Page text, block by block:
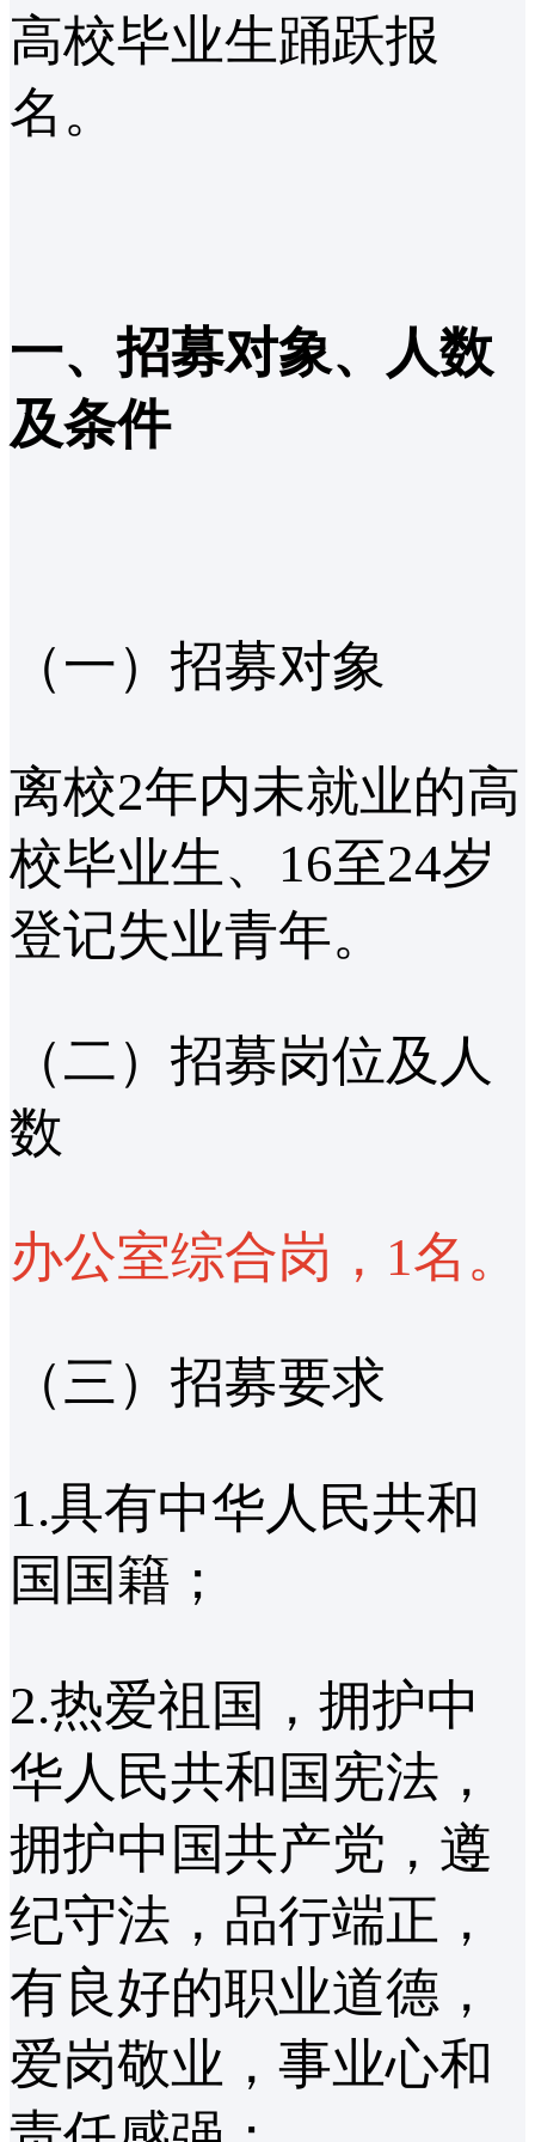
高校毕业生踊跃报
名。
一、招募对象、人数
及条件
（一）招募对象
离校2年内未就业的高
校毕业生、16至24岁
登记失业青年。
（二）招募岗位及人
数
办公室综合岗，1名。
（三）招募要求
1.具有中华人民共和
国国籍；
2.热爱祖国，拥护中
华人民共和国宪法，
拥护中国共产党，遵
纪守法，品行端正，
有良好的职业道德，
爱岗敬业，事业心和